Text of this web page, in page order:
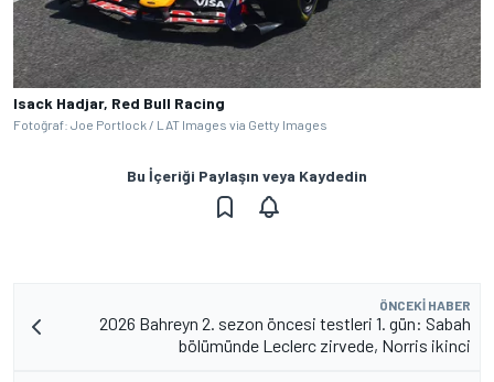
Isack Hadjar, Red Bull Racing
Fotoğraf: Joe Portlock / LAT Images via Getty Images
Bu İçeriği Paylaşın veya Kaydedin
ÖNCEKI HABER
2026 Bahreyn 2. sezon öncesi testleri 1. gün: Sabah
bölümünde Leclerc zirvede, Norris ikinci